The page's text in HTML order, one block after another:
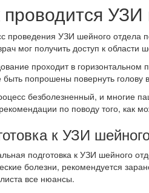
проводится
проведения УЗИ шейного отдела
мог получить доступ к
проходит в
быть попрошены повернуть голову
безболезненный, и многие
по поводу того, как
к УЗИ
подготовка к УЗИ шейного
болезни, рекомендуется
все нюансы.